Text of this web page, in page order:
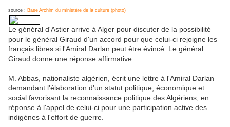
source : Base Archim du ministère de la culture (photo)
Le général d'Astier arrive à Alger pour discuter de la possibilité
pour le général Giraud d'un accord pour que celui-ci rejoigne les
français libres si l'Amiral Darlan peut être évincé. Le général
Giraud donne une réponse affirmative
M. Abbas, nationaliste algérien, écrit une lettre à l'Amiral Darlan
demandant l'élaboration d'un statut politique, économique et
social favorisant la reconnaissance politique des Algériens, en
réponse à l'appel de celui-ci pour une participation active des
indigènes à l'effort de guerre.